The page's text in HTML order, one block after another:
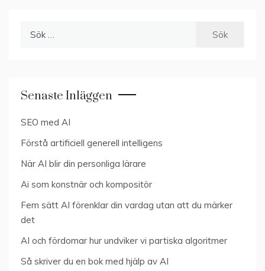
Senaste Inläggen
SEO med AI
Förstå artificiell generell intelligens
När AI blir din personliga lärare
Ai som konstnär och kompositör
Fem sätt AI förenklar din vardag utan att du märker
det
AI och fördomar hur undviker vi partiska algoritmer
Så skriver du en bok med hjälp av AI